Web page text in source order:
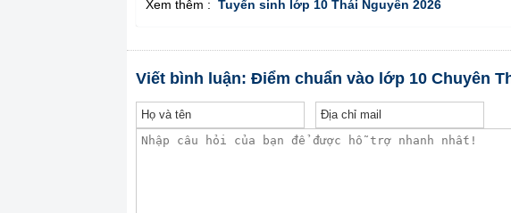
Xem thêm : Tuyển sinh lớp 10 Thái Nguyên 2026
Viết bình luận: Điểm chuẩn vào lớp 10 Chuyên